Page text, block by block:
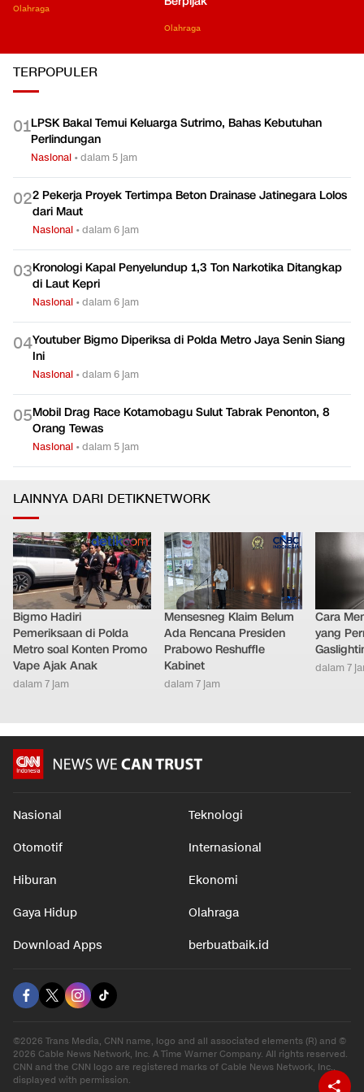
Olahraga
Olahraga
TERPOPULER
01LPSK Bakal Temui Keluarga Sutrimo, Bahas Kebutuhan
Perlindungan
Nasional •dalam 5 jam
022 Pekerja Proyek Tertimpa Beton Drainase Jatinegara Lolos
dari Maut
Nasional •dalam 6 jam
03Kronologi Kapal Penyelundup 1,3 Ton Narkotika Ditangkap
di Laut Kepri
Nasional •dalam 6 jam
04Youtuber Bigmo Diperiksa di Polda Metro Jaya Senin Siang
Ini
Nasional •dalam 6 jam
05Mobil Drag Race Kotamobagu Sulut Tabrak Penonton, 8
Orang Tewas
Nasional •dalam 5 jam
LAINNYA DARI DETIKNETWORK
Bigmo Hadiri
Pemeriksaan di Polda
Metro soal Konten Promo
Vape Ajak Anak
dalam 7 jam
Mensesneg Klaim Belum
Ada Rencana Presiden
Prabowo Reshuffle
Kabinet
dalam 7 jam
Cara
yang
dalam 7
Nasional Teknologi
Otomotif Internasional
Hiburan Ekonomi
Gaya Hidup Olahraga
Download Apps berbuatbaik.id
©2026 Trans Media, CNN name, logo and all associated elements (R) and ©
2026 Cable News Network, Inc. A Time Warner Company. All rights reserved.
CNN and the CNN logo are registered marks of Cable News Network, Inc.,
displayed with permission.